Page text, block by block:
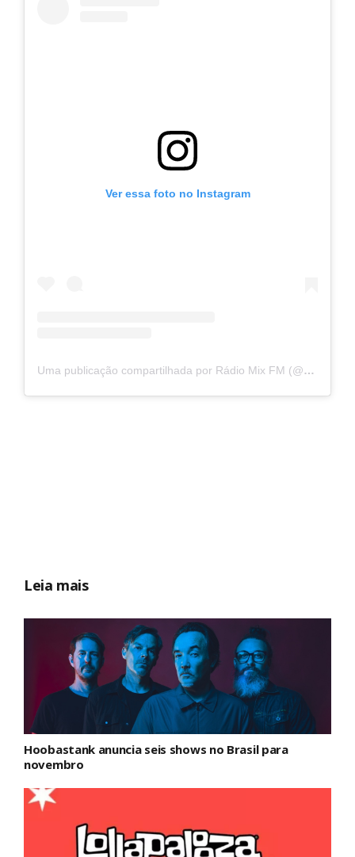
Ver essa foto no Instagram
Uma publicação compartilhada por Rádio Mix FM (@radiomixfm)
Leia mais
Hoobastank anuncia seis shows no Brasil para
novembro